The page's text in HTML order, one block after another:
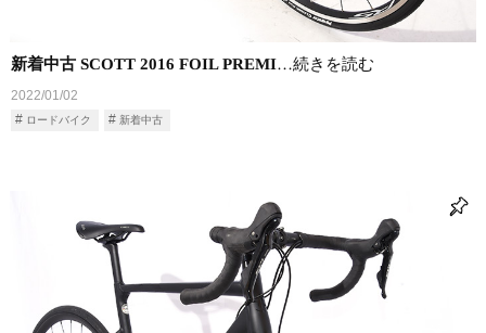
新着中古 SCOTT 2016 FOIL PREMI…続きを読む
2022/01/02
ロードバイク 新着中古